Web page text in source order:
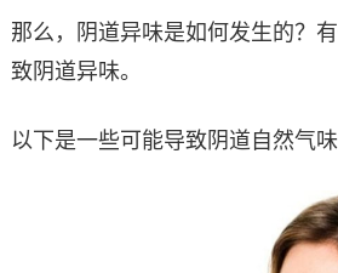
那么，阴道异味是如何发生的？
致阴道异味。
以下是一些可能导致阴道自然气